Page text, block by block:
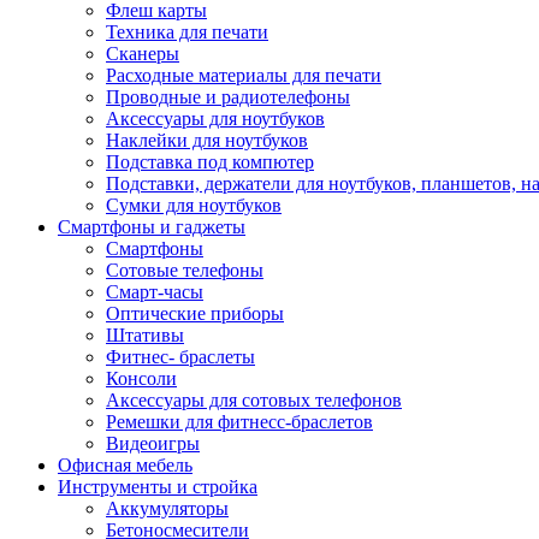
Флеш карты
Техника для печати
Сканеры
Расходные материалы для печати
Проводные и радиотелефоны
Аксессуары для ноутбуков
Наклейки для ноутбуков
Подставка под компютер
Подставки, держатели для ноутбуков, планшетов,
Сумки для ноутбуков
Смартфоны и гаджеты
Смартфоны
Сотовые телефоны
Смарт-часы
Оптические приборы
Штативы
Фитнес- браслеты
Консоли
Аксессуары для сотовых телефонов
Ремешки для фитнесс-браслетов
Видеоигры
Офисная мебель
Инструменты и стройка
Аккумуляторы
Бетоносмесители